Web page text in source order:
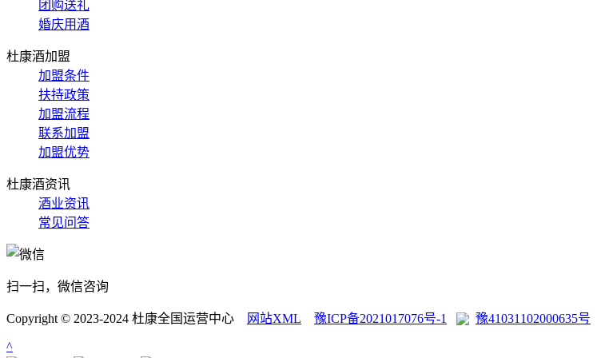
团购送礼
婚庆用酒
杜康酒加盟
加盟条件
扶持政策
加盟流程
联系加盟
加盟优势
杜康酒资讯
酒业资讯
常见问答
扫一扫，微信咨询
Copyright © 2023-2024 杜康全国运营中心 网站XML 豫ICP备2021017076号-1 豫41031102000635号
^